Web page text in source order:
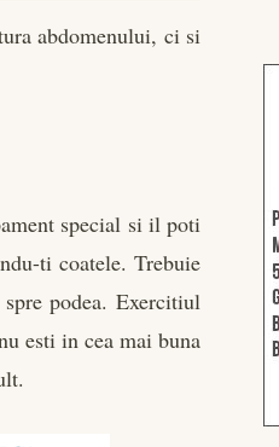
abdomenului, ci si
special si il poti
ti coatele. Trebuie
podea. Exercitiul
esti in cea mai buna